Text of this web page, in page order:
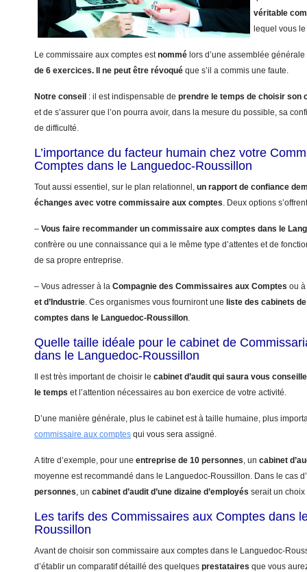
véritable
lequel vous
Le commissaire aux comptes estnommé lors d’une assemblée
de 6 exercices.
Il ne peut être révoqué que s’il a commis une faute.
Notre conseil : il est indispensable de prendre le temps de choisir son
et de s’assurer que l’on pourra avoir, dans la mesure du possible, sa
de difficulté.
L’importance du facteur humain chez votre
Comptes dans le Languedoc-Roussillon
Tout aussi essentiel, sur le plan relationnel, un rapport de confiance
échanges avec votre commissaire aux comptes. Deux options
– Vous faire recommander un commissaire aux comptes dans le
confrère ou une connaissance qui a le même type d’attentes et de
de sa propre entreprise.
– Vous adresser à la Compagnie des Commissaires aux Comptes ou
et d’Industrie. Ces organismes vous fourniront une liste des cabinets
comptes dans le Languedoc-Roussillon.
Quelle taille idéale pour le cabinet de
dans le Languedoc-Roussillon
Il est très important de choisir le cabinet d’audit qui saura vous
le temps et l’attention nécessaires au bon exercice de votre activité.
D’une manière générale, plus le cabinet est à taille humaine, plus
commissaire aux comptes qui vous sera assigné.
A titre d’exemple, pour une entreprise de 10 personnes, un cabinet
moyenne est recommandé dans le Languedoc-Roussillon. Dans le cas
personnes, un cabinet d’audit d’une dizaine d’employés serait un choix
Les tarifs des Commissaires aux Comptes dans
Roussillon
Avant de choisir son commissaire aux comptes dans le Languedoc-
d’établir un comparatif détaillé des quelques prestataires que vous